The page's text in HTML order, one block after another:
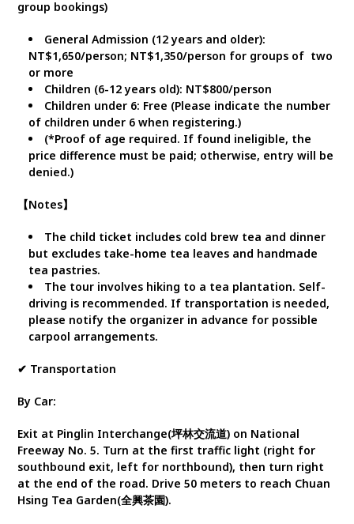
group bookings)
General Admission (12 years and older):
NT$1,650/person; NT$1,350/person for groups of two
or more
Children (6-12 years old): NT$800/person
Children under 6: Free (Please indicate the number
of children under 6 when registering.)
(*Proof of age required. If found ineligible, the
price difference must be paid; otherwise, entry will be
denied.)
【Notes】
The child ticket includes cold brew tea and dinner
but excludes take-home tea leaves and handmade
tea pastries.
The tour involves hiking to a tea plantation. Self-
driving is recommended. If transportation is needed,
please notify the organizer in advance for possible
carpool arrangements.
✔ Transportation
By Car:
Exit at Pinglin Interchange(坪林交流道) on National
Freeway No. 5. Turn at the first traffic light (right for
southbound exit, left for northbound), then turn right
at the end of the road. Drive 50 meters to reach Chuan
Hsing Tea Garden(全興茶園).